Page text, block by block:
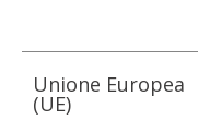
Unione Europea
(UE)